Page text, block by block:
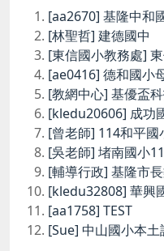
[aa2670] 基隆中和
[林聖哲] 建德國中
[東信國小教務處]
[ae0416] 德和國小
[教網中心] 基優盃
[kledu20606] 成功
[曾老師] 114和平國
[吳老師] 堵南國小
[輔導行政] 基隆市
[kledu32808] 華興
[aa1758] TEST
[Sue] 中山國小本土